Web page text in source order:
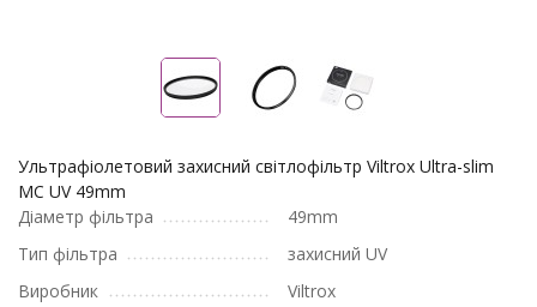
Ультрафіолетовий захисний світлофільтр Viltrox Ultra-slim
MC UV 49mm
Діаметр фільтра
49mm
Тип фільтра
захисний UV
Виробник
Viltrox